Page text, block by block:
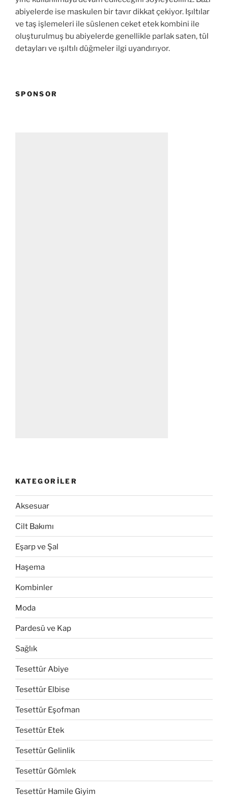
abiyelerde ise maskulen bir tavır dikkat çekiyor. Işıltılar
ve taş işlemeleri ile süslenen ceket etek kombini ile
oluşturulmuş bu abiyelerde genellikle parlak saten, tül
detayları ve ışıltılı düğmeler ilgi uyandırıyor.
SPONSOR
KATEGORILER
Aksesuar
Cilt Bakımı
Eşarp ve Şal
Haşema
Kombinler
Moda
Pardesü ve Kap
Sağlık
Tesettür Abiye
Tesettür Elbise
Tesettür Eşofman
Tesettür Etek
Tesettür Gelinlik
Tesettür Gömlek
Tesettür Hamile Giyim